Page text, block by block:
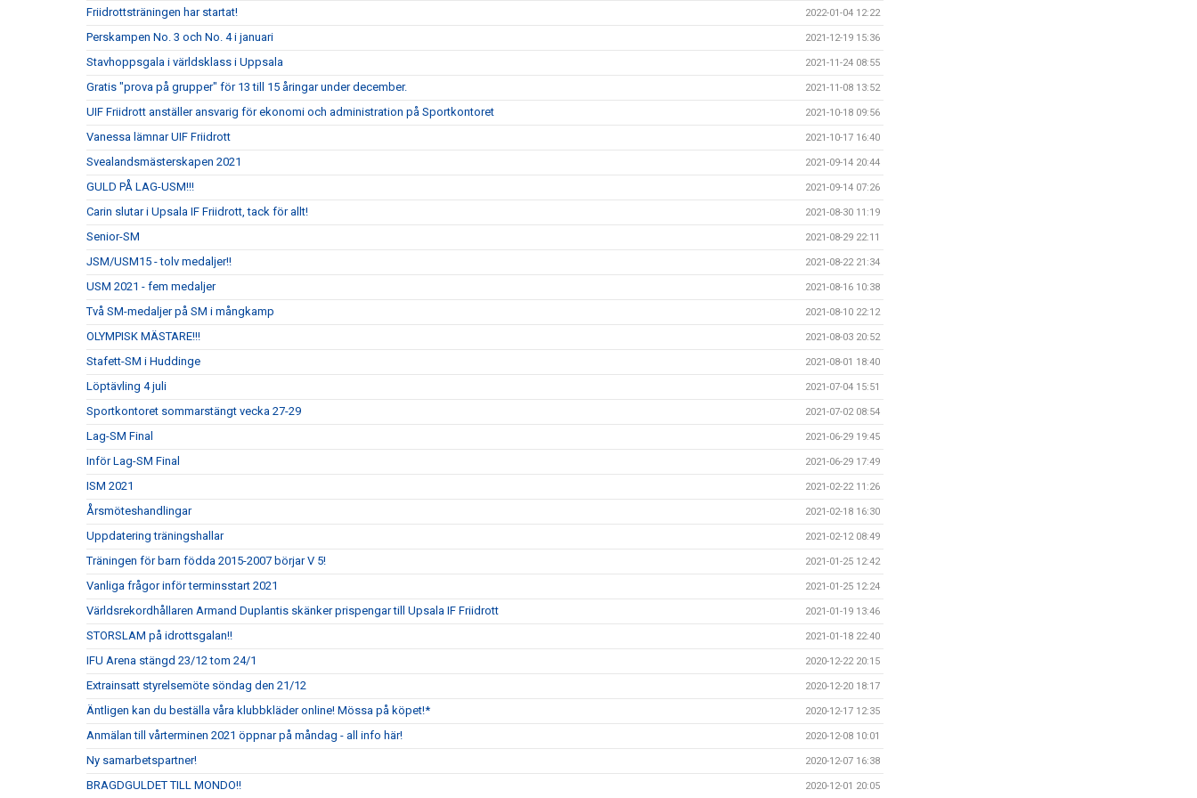
Friidrottsträningen har startat! 2022-01-04 12:22
Perskampen No. 3 och No. 4 i januari 2021-12-19 15:36
Stavhoppsgala i världsklass i Uppsala 2021-11-24 08:55
Gratis "prova på grupper" för 13 till 15 åringar under december. 2021-11-08 13:52
UIF Friidrott anställer ansvarig för ekonomi och administration på Sportkontoret 2021-10-18 09:56
Vanessa lämnar UIF Friidrott 2021-10-17 16:40
Svealandsmästerskapen 2021 2021-09-14 20:44
GULD PÅ LAG-USM!!! 2021-09-14 07:26
Carin slutar i Upsala IF Friidrott, tack för allt! 2021-08-30 11:19
Senior-SM 2021-08-29 22:11
JSM/USM15 - tolv medaljer!! 2021-08-22 21:34
USM 2021 - fem medaljer 2021-08-16 10:38
Två SM-medaljer på SM i mångkamp 2021-08-10 22:12
OLYMPISK MÄSTARE!!! 2021-08-03 20:52
Stafett-SM i Huddinge 2021-08-01 18:40
Löptävling 4 juli 2021-07-04 15:51
Sportkontoret sommarstängt vecka 27-29 2021-07-02 08:54
Lag-SM Final 2021-06-29 19:45
Inför Lag-SM Final 2021-06-29 17:49
ISM 2021 2021-02-22 11:26
Årsmöteshandlingar 2021-02-18 16:30
Uppdatering träningshallar 2021-02-12 08:49
Träningen för barn födda 2015-2007 börjar V 5! 2021-01-25 12:42
Vanliga frågor inför terminsstart 2021 2021-01-25 12:24
Världsrekordhållaren Armand Duplantis skänker prispengar till Upsala IF Friidrott 2021-01-19 13:46
STORSLAM på idrottsgalan!! 2021-01-18 22:40
IFU Arena stängd 23/12 tom 24/1 2020-12-22 20:15
Extrainsatt styrelsemöte söndag den 21/12 2020-12-20 18:17
Äntligen kan du beställa våra klubbkläder online! Mössa på köpet!* 2020-12-17 12:35
Anmälan till vårterminen 2021 öppnar på måndag - all info här! 2020-12-08 10:01
Ny samarbetspartner! 2020-12-07 16:38
BRAGDGULDET TILL MONDO!! 2020-12-01 20:05